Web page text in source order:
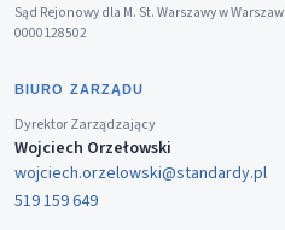
Sąd Rejonowy dla M. St. Warszawy w
0000128502
BIURO ZARZĄDU
Dyrektor Zarządzający
Wojciech Orzełowski
wojciech.orzelowski@standardy.pl
519 159 649